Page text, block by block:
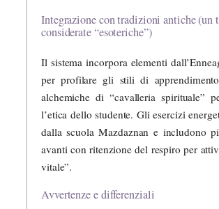
Integrazione con tradizioni antiche (un
considerate “esoteriche”)
Il sistema incorpora elementi
per profilare gli stili di
alchemiche di “cavalleria spirituale”
l’etica dello studente. Gli esercizi
dalla scuola Mazdaznan e includono
avanti con ritenzione del respiro per
vitale”.
Avvertenze e differenziali